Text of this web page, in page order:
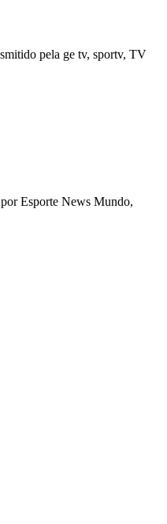
pela ge tv, sportv, TV
Esporte News Mundo,